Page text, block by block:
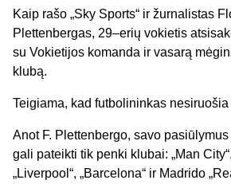
Kaip rašo „Sky Sports“ ir žurnalistas
Plettenbergas, 29–erių vokietis
su Vokietijos komanda ir vasarą
klubą.
Teigiama, kad futbolininkas
Anot F. Plettenbergo, savo
gali pateikti tik penki klubai: „Man
„Liverpool“, „Barcelona“ ir Madrido